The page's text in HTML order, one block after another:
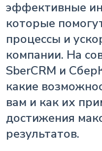
эффективные
которые
процессы и
компании. На
SberCRM и
какие
вам и как их
достижения
результатов.